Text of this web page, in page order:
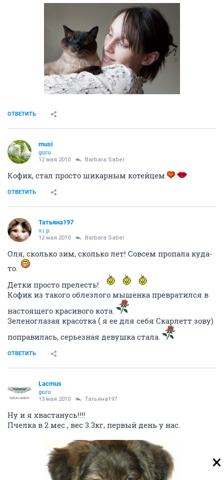
ОТВЕТИТЬ
musi
guru
12 мая 2010 Barbara Saber
Кофик, стал просто шикарным котейцем
ОТВЕТИТЬ
Татьяна197
v.i.p.
12 мая 2010 Barbara Saber
Оля, сколько зим, сколько лет! Совсем пропала куда-
то.
Детки просто прелесть!
Кофик из такого облезлого мышенка превратился в
настоящего красивого кота.
Зеленоглазая красотка ( я ее для себя Скарлетт зову)
поправилась, серьезная девушка стала.
ОТВЕТИТЬ
Lacmus
guru
13 мая 2010 Татьяна197
Ну и я хвастанусь!!!!
Пчелка в 2 мес., вес 3.3кг, первый день у нас.